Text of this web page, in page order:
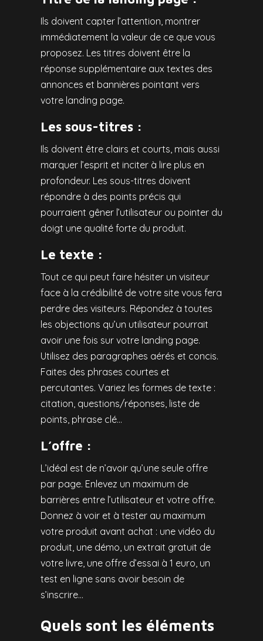
Ils doivent capter l’attention, montrer
immédiatement la valeur de ce que vous
proposez. Les titres doivent être la
réponse supplémentaire aux textes des
annonces et bannières pointant vers
votre landing page.
Les sous-titres :
Ils doivent être clairs et courts, mais aussi
marquer l’esprit et inciter à lire plus en
profondeur. Les sous-titres doivent
répondre à des points précis qui
pourraient gêner l’utilisateur ou pointer du
doigt une qualité forte du produit.
Le texte :
Tout ce qui peut faire hésiter un visiteur
face à la crédibilité de votre site vous fera
perdre des visiteurs. Répondez à toutes
les objections qu’un utilisateur pourrait
avoir une fois sur votre landing page.
Utilisez des paragraphes aérés et concis.
Faites des phrases courtes et
percutantes. Variez les formes de texte :
citation, questions/réponses, liste de
points, phrase clé…
L’offre :
L’idéal est de n’avoir qu’une seule offre
par page. Enlevez un maximum de
barrières entre l’utilisateur et votre offre.
Donnez à voir et à tester au maximum
votre produit avant achat : une vidéo du
produit, une démo, un extrait gratuit de
votre livre, une offre d’essai à 1 euro, un
test en ligne sans avoir besoin de
s’inscrire…
Quels sont les éléments